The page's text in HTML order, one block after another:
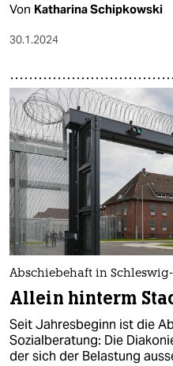
Von Katharina Schipkowski
30.1.2024
Abschiebehaft in
Allein hinterm
Seit Jahresbeginn ist die
Sozialberatung: Die
der sich der Belastung